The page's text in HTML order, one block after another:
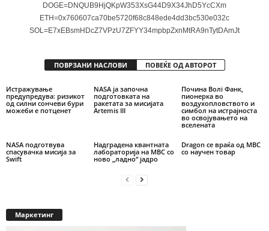
DOGE=DNQUB9HjQKpW353XsG44D9X34JhD5YcCXm
ETH=0x760607ca70be5720f68c848ede4dd3bc530e032c
SOL=E7xEBsmHDcZ7VPzU7ZFYY34mpbpZxnMtRA9nTytDAmJt
ПОВРЗАНИ НАСЛОВИ ПОВЕЌЕ ОД АВТОРОТ
Истражување
предупредува: ризикот
од силни сончеви бури
можеби е потценет
NASA ја започна
подготовката на
ракетата за мисијата
Artemis III
Почина Волi Фанк,
пионерка во
воздухопловството и
симбол на истрајноста
во освојувањето на
вселената
NASA подготвува
спасувачка мисија за
Swift
Надградена квантната
лабораторија на МВС со
ново „ладно“ јадро
Dragon се враќа од МВС
со научен товар
Маркетинг